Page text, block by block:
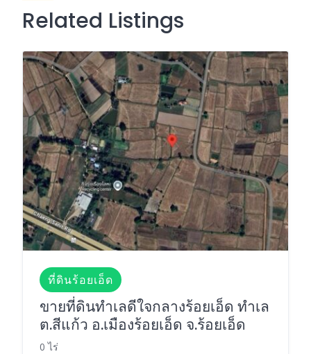
Related Listings
ที่ดินร้อยเอ็ด
ขายที่ดินทำเลดีใจกลางร้อยเอ็ด ทำเล
ต.สีแก้ว อ.เมืองร้อยเอ็ด จ.ร้อยเอ็ด
0 ไร่